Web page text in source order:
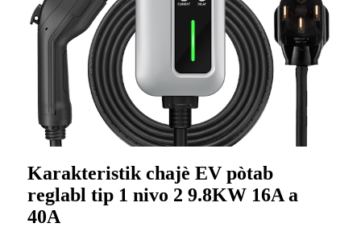
Karakteristik chajè EV pòtab
reglabl tip 1 nivo 2 9.8KW 16A a
40A